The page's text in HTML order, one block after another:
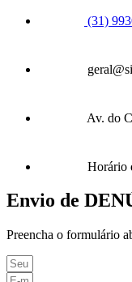
(31)
Av. do
Horário
Envio de
Preencha o formulário